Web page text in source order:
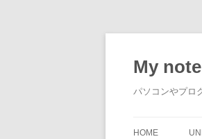
My note
パソコンやプロ
HOME